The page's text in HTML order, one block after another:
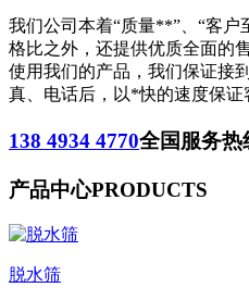
我们公司本着“质量**”、“客户
格比之外，还提供优质全面的
使用我们的产品，我们保证接
真、电话后，以*快的速度保证
138 4934 4770全国服务热
产品中心PRODUCTS
脱水筛